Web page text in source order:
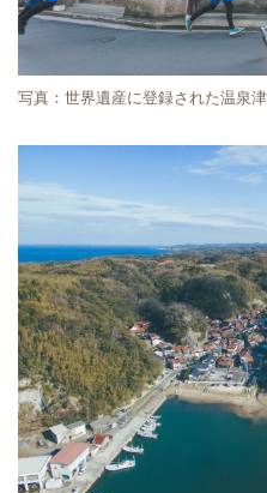
写真：世界遺産に登録された温泉